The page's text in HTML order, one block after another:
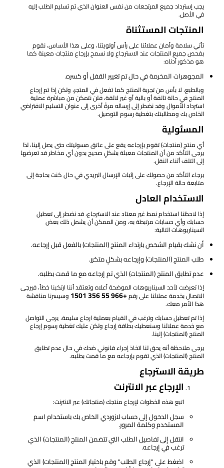
يجب إسترداد جميع المرتجعات من نفس العنوان الذي تم تسليم الطلب إليه
في الأصل.
المنتجات المستثناة
تأتي سلامة وأمان عملائنا على رأس أولويتنا، وعلى هذا الأساس، نقوم
بفحص جميع المنتجات عند الاسترجاع ولا نسمح بإرجاع منتجات معينة كما
هو مذكور أدناه:
المجوهرات المخرمة في حال تم تغيير القفل أو كسره.
وبالطبع، لا بأس من تجربة المنتج كما تفعل في المتجر، ولكن إذا تم إرجاع
المنتج في حالة تالفة أو بالية أو غير لائقة، فلن نتمكن من مباشرة عملية
استرداد الأموال وقد نضطر إلى إرساله مرةً أخرى إلى عنوان التسليم الافتراضي
الخاص بك ومطالبتك بتغطية رسوم التوصيل.
المسئولية
أي منتج (منتجات) تقوم بإرجاعه يقع على عاتق مسوليتك حتى يصل إلينا، لذا
يرجى التأكد من أن المنتجات معبئة بشكلٍ صحيح بدون أي مخاطر قد تعرضها
إلى التلف أثناء النقل.
برجاء التأكد من حصولك على إثبات الإرسال البريدي في حال كنت بحاجة إلى
متابعة حالة الإرجاع.
الاستخدام العادل
إذا لاحظنا استخدام نمط غير معتاد عند الاسترجاع، قد نضطر إلى تعطيل
حسابك وأي حسابات مرتبطة به، ومن الممكن أن يشمل ذلك بعض
السيناريوهات التالية:
أن نشك بقيام الشخص بارتداء المنتج (المنتجات) بالفعل قبل إرجاعه.
طلب المنتج (المنتجات) وإرجاعه بشكلٍ متكرر.
عدم تطابق المنتج (المنتجات) الذي تم إرجاعه مع ما قمت بطلبه.
إذا تعرضت لأحد السيناريوهات الموضحة أعلاه وتعتقد أننا ارتكبنا خطأ، فيرجى
الاتصال بخدمة عملائنا على رقم+966 55 356 1501 وسيسرنا مناقشة
هذا الأمر معك.
إذا تم تعطيل حسابك وترغب في القيام بعملية ارجاع سليمة، يرجى التواصل
مع خدمة عملائنا وسنعطيك بطاقة إرجاع ولكن عليك تغطية رسوم إرجاع
المنتج (المنتجات) إلينا.
يرجى ملاحظة أنه يحق لنا اتخاذ إجراء قانوني ضدك في حال عدم تطابق
المنتج (المنتجات) الذي تقوم بإرجاعه مع ما قمت بطلبه.
طريقة الاسترجاع
الإرجاع عبر الانترنت
اتبع هذه الخطوات لإرجاع منتجك (منتجاتك) عبر الانترنت:
سجل الدخول إلى حساب لازوردي الخاص بك باستخدام اسم
المستخدم وكلمة المرور.
انتقل إلى تفاصيل الطلب التي تتضمن المنتج (المنتجات) الذي
ترغب في إرجاعه.
اضغط على "إرجاع الطلب" وقم باختيار المنتج (المنتجات) الذي